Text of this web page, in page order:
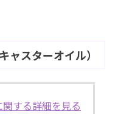
ャスターオイル）
する詳細を見る